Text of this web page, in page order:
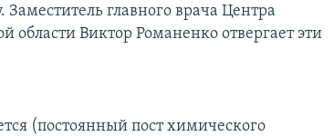
главного врача Центра
области Виктор Романенко отвергает эти
(постоянный пост химического